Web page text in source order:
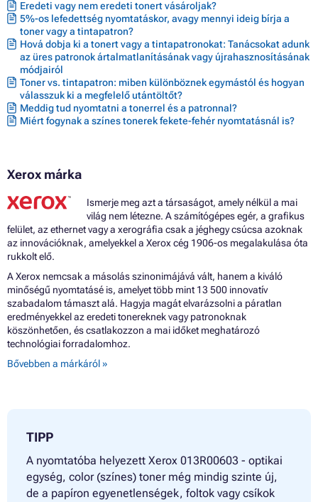
Eredeti vagy nem eredeti tonert vásároljak?
5%-os lefedettség nyomtatáskor, avagy mennyi ideig bírja a
toner vagy a tintapatron?
Hová dobja ki a tonert vagy a tintapatronokat: Tanácsokat adunk
az üres patronok ártalmatlanításának vagy újrahasznosításának
módjairól
Toner vs. tintapatron: miben különböznek egymástól és hogyan
válasszuk ki a megfelelő utántöltőt?
Meddig tud nyomtatni a tonerrel és a patronnal?
Miért fogynak a színes tonerek fekete-fehér nyomtatásnál is?
Xerox márka
Ismerje meg azt a társaságot, amely nélkül a mai
világ nem létezne. A számítógépes egér, a grafikus
felület, az ethernet vagy a xerográfia csak a jéghegy csúcsa azoknak
az innovációknak, amelyekkel a Xerox cég 1906-os megalakulása óta
rukkolt elő.
A Xerox nemcsak a másolás szinonimájává vált, hanem a kiváló
minőségű nyomtatásé is, amelyet több mint 13 500 innovatív
szabadalom támaszt alá. Hagyja magát elvarázsolni a páratlan
eredményekkel az eredeti tonereknek vagy patronoknak
köszönhetően, és csatlakozzon a mai időket meghatározó
technológiai forradalomhoz.
Bővebben a márkáról »
TIPP
A nyomtatóba helyezett Xerox 013R00603 - optikai
egység, color (színes) toner még mindig szinte új,
de a papíron egyenetlenségek, foltok vagy csíkok